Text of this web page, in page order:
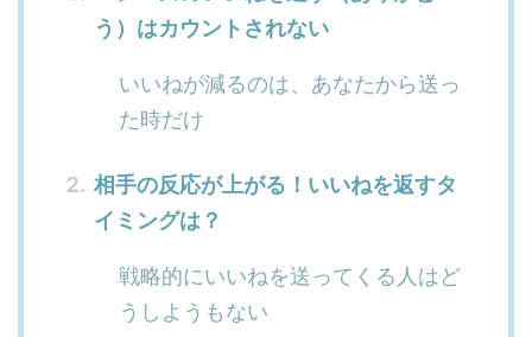
う）はカウントされない
いいねが減るのは、あなたから送っ
た時だけ
相手の反応が上がる！いいねを返すタ
イミングは？
戦略的にいいねを送ってくる人はど
うしようもない